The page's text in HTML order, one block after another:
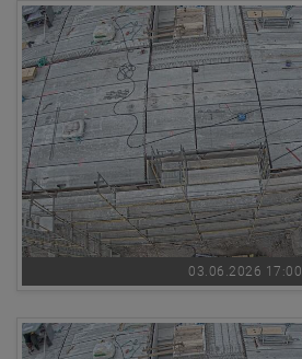
03.06.2026 17:00